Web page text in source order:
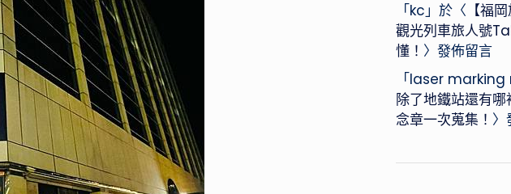
「kc」於〈 【福
觀光列車旅人號
懂！ 〉發佈留言
「laser
除了地鐵站還有
念章一次蒐集！ 〉